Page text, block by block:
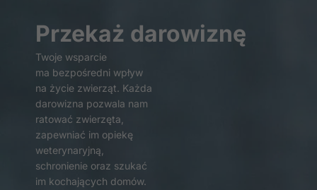
Przekaż darowiznę
Twoje wsparcie
ma bezpośredni wpływ
na życie zwierząt. Każda
darowizna pozwala nam
ratować zwierzęta,
zapewniać im opiekę
weterynaryjną,
schronienie oraz szukać
im kochających domów.